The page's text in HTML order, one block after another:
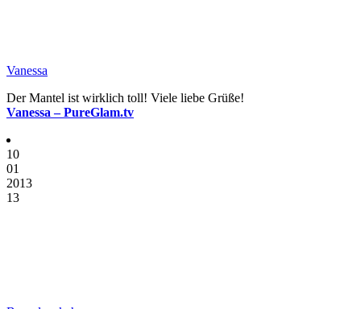
Vanessa
Der Mantel ist wirklich toll! Viele liebe Grüße!
Vanessa – PureGlam.tv
10
01
2013
13